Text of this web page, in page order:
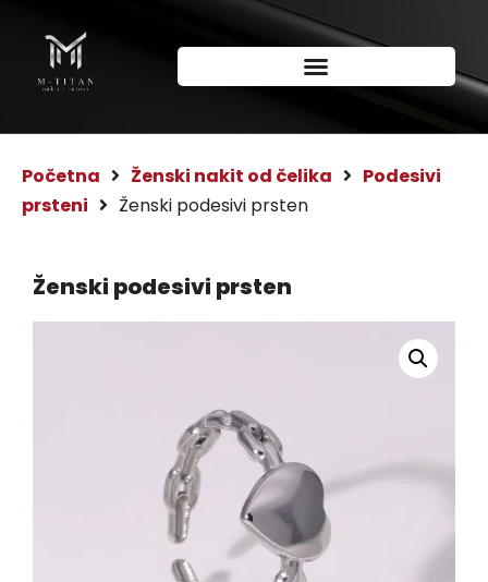
Početna Ženski nakit od čelika
Podesivi
prsteni
Ženski podesivi prsten
Ženski podesivi prsten